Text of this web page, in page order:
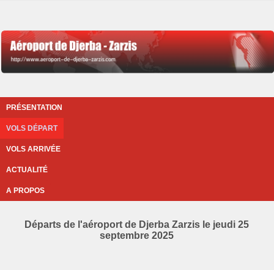
PRÉSENTATION
VOLS DÉPART
VOLS ARRIVÉE
ACTUALITÉ
A PROPOS
Départs de l'aéroport de Djerba Zarzis le jeudi 25
septembre 2025